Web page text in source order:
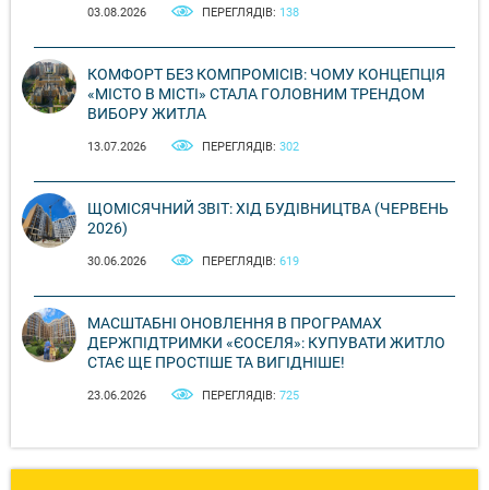
03.08.2026 ПЕРЕГЛЯДІВ: 138
КОМФОРТ БЕЗ КОМПРОМІСІВ: ЧОМУ КОНЦЕПЦІЯ
«МІСТО В МІСТІ» СТАЛА ГОЛОВНИМ ТРЕНДОМ
ВИБОРУ ЖИТЛА
13.07.2026 ПЕРЕГЛЯДІВ: 302
ЩОМІСЯЧНИЙ ЗВІТ: ХІД БУДІВНИЦТВА (ЧЕРВЕНЬ
2026)
30.06.2026 ПЕРЕГЛЯДІВ: 619
МАСШТАБНІ ОНОВЛЕННЯ В ПРОГРАМАХ
ДЕРЖПІДТРИМКИ «ЄОСЕЛЯ»: КУПУВАТИ ЖИТЛО
СТАЄ ЩЕ ПРОСТІШЕ ТА ВИГІДНІШЕ!
23.06.2026 ПЕРЕГЛЯДІВ: 725